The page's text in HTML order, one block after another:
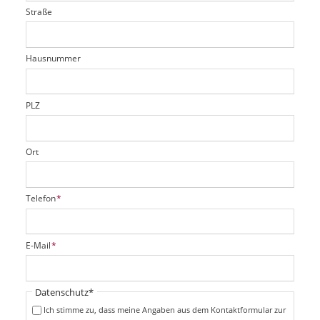
t
r
d
f
d
i
c
t
f
e
d
Straße
Hausnummer
PLZ
Ort
P
f
i
c
t
f
Telefon*
P
f
i
E-Mail*
Pflichtfeld
Datenschutz*
Ich stimme zu, dass meine Angaben aus dem Kontaktformular zur